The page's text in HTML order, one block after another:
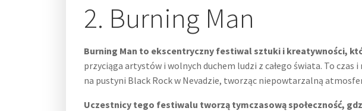
2. Burning Man
Burning Man to ekscentryczny festiwal sztuki i kreatywności,
przyciąga artystów i wolnych duchem ludzi z całego świata. To czas
na pustyni Black Rock w Nevadzie, tworząc niepowtarzalną
Uczestnicy tego festiwalu tworzą tymczasową społeczność,